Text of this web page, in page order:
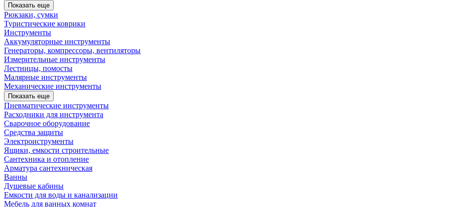
Показать еще
Рюкзаки, сумки
Туристические коврики
Инструменты
Аккумуляторные инструменты
Генераторы, компрессоры, вентиляторы
Измерительные инструменты
Лестницы, помосты
Малярные инструменты
Механические инструменты
Показать еще
Пневматические инструменты
Расходники для инструмента
Сварочное оборудование
Средства защиты
Электроиструменты
Ящики, емкости строительные
Сантехника и отопление
Арматура сантехническая
Ванны
Душевые кабины
Емкости для воды и канализации
Мебель для ванных комнат